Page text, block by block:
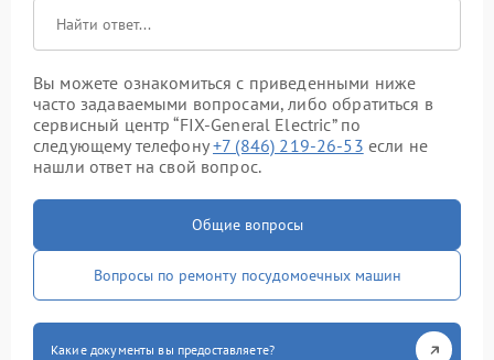
Вы можете ознакомиться с приведенными ниже
часто задаваемыми вопросами, либо обратиться в
сервисный центр “FIX-General Electric” по
следующему телефону+7 (846) 219-26-53 если не
нашли ответ на свой вопрос.
Общие вопросы
Вопросы по ремонту посудомоечных машин
Какие документы вы предоставляете?